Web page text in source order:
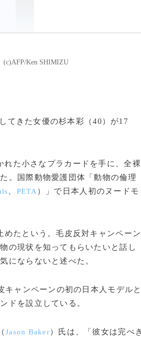
(c)AFP/Ken SHIMIZU
てきた女優の杉本彩（40）が17
た小さなプラカードを手に、全裸
。国際動物愛護団体「動物の倫理
PETA ）」で日本人初のヌードモ
たという。毛皮反対キャンペーン
の現状を知ってもらいたいと話し
にならないと述べた。
ャンペーンの初の日本人モデル
ドを設立している。
Jason Baker）氏は、「彼女は完ぺ